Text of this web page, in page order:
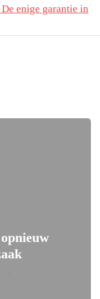
enige garantie in